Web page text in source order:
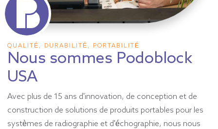
QUALITÉ, DURABILITÉ, PORTABILITÉ
Nous sommes Podoblock
USA
Avec plus de 15 ans d'innovation, de conception et de
construction de solutions de produits portables pour les
systèmes de radiographie et d'échographie, nous nous